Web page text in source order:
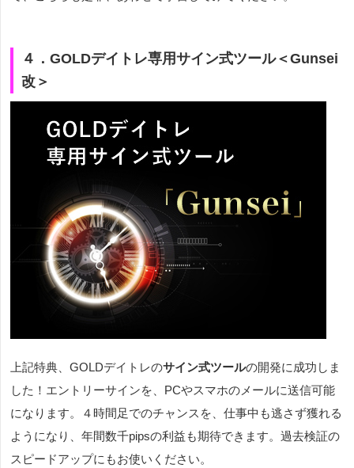
４．GOLDデイトレ専用サイン式ツール＜Gunsei
改＞
上記特典、GOLDデイトレのサイン式ツールの開発に成功しま
した！エントリーサインを、PCやスマホのメールに送信可能
になります。４時間足でのチャンスを、仕事中も逃さず獲れる
ようになり、年間数千pipsの利益も期待できます。過去検証の
スピードアップにもお使いください。